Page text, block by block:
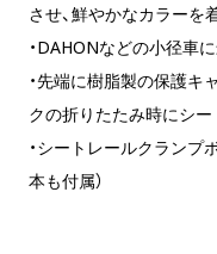
させ、鮮やかなカラーを
・DAHONなどの小径車
・先端に樹脂製の保護キ
クの折りたたみ時にシ
・シートレールクランプ
本も付属）